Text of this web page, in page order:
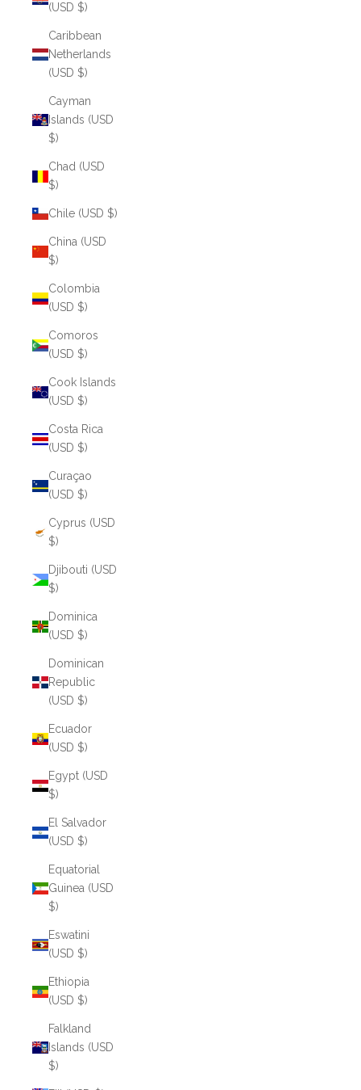
(USD $)
Caribbean
Netherlands
(USD $)
Cayman
Islands (USD
$)
Chad (USD
$)
Chile (USD $)
China (USD
$)
Colombia
(USD $)
Comoros
(USD $)
Cook Islands
(USD $)
Costa Rica
(USD $)
Curaçao
(USD $)
Cyprus (USD
$)
Djibouti (USD
$)
Dominica
(USD $)
Dominican
Republic
(USD $)
Ecuador
(USD $)
Egypt (USD
$)
El Salvador
(USD $)
Equatorial
Guinea (USD
$)
Eswatini
(USD $)
Ethiopia
(USD $)
Falkland
Islands (USD
$)